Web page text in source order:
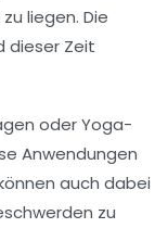
liegen. Die
dieser Zeit
oder Yoga-
Anwendungen
auch dabei
zu